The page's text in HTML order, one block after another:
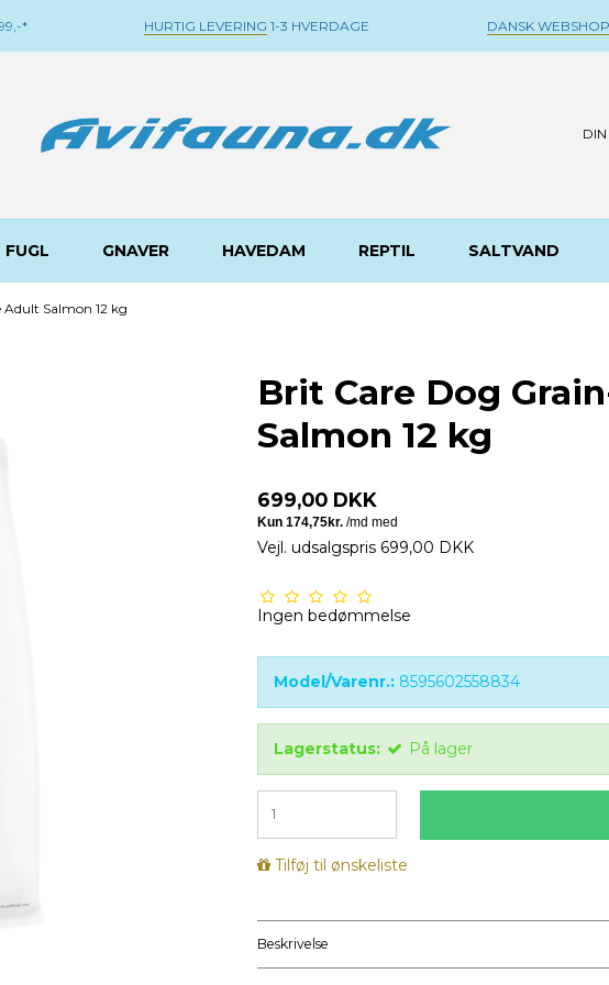
* HURTIG LEVERING 1-3 HVERDAGE DANSK WEBSHOP
FUGL GNAVER HAVEDAM REPTIL SALTVAND
Salmon 12 kg
Brit Care Dog
Salmon 12 kg
699,00 DKK
Vejl. udsalgspris 699,00 DKK
Ingen bedømmelse
Model/Varenr.: 8595602558834
Lagerstatus: På lager
Tilføj til ønskeliste
Beskrivelse